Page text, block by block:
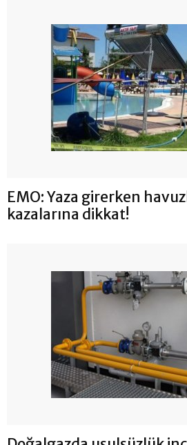
EMO: Yaza girerken
kazalarına dikkat!